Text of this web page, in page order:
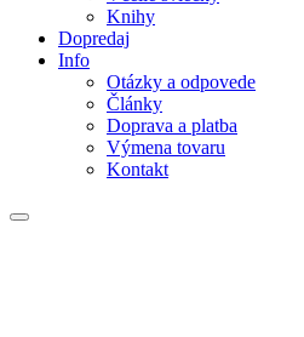
Knihy
Dopredaj
Info
Otázky a odpovede
Články
Doprava a platba
Výmena tovaru
Kontakt